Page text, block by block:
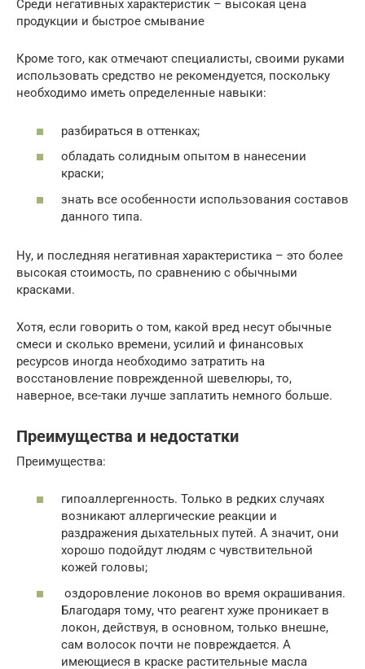
Среди негативных характеристик – высокая цена
продукции и быстрое смывание
Кроме того, как отмечают специалисты, своими руками
использовать средство не рекомендуется, поскольку
необходимо иметь определенные навыки:
разбираться в оттенках;
обладать солидным опытом в нанесении
краски;
знать все особенности использования составов
данного типа.
Ну, и последняя негативная характеристика – это более
высокая стоимость, по сравнению с обычными
красками.
Хотя, если говорить о том, какой вред несут обычные
смеси и сколько времени, усилий и финансовых
ресурсов иногда необходимо затратить на
восстановление поврежденной шевелюры, то,
наверное, все-таки лучше заплатить немного больше.
Преимущества и недостатки
Преимущества:
гипоаллергенность. Только в редких случаях
возникают аллергические реакции и
раздражения дыхательных путей. А значит, они
хорошо подойдут людям с чувствительной
кожей головы;
оздоровление локонов во время окрашивания.
Благодаря тому, что реагент хуже проникает в
локон, действуя, в основном, только внешне,
сам волосок почти не повреждается. А
имеющиеся в краске растительные масла